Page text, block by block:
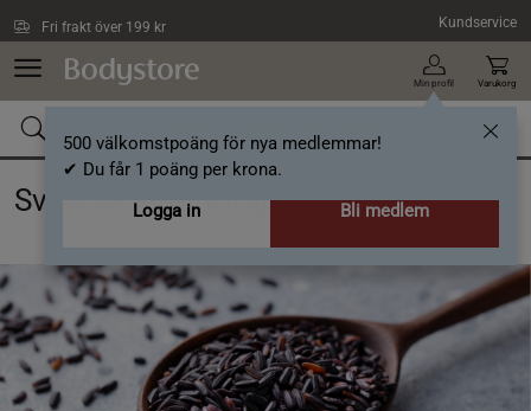
Fri frakt över 199 kr Kundservice
Min profil
500 välkomstpoäng för nya medlemmar!
✔ Du får 1 poäng per krona.
Logga in
Bli medlem
Varukorg
Svart ris - Det förbjudna riset